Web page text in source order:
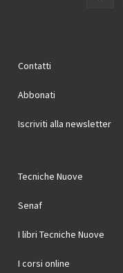
Contatti
Abbonati
Iscriviti alla newsletter
Tecniche Nuove
Senaf
I libri Tecniche Nuove
I corsi online